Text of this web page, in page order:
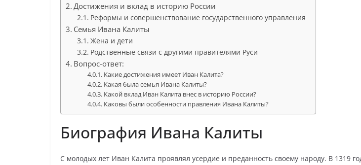
Достижения и вклад в историю России
Реформы и совершенствование государственного управления
Семья Ивана Калиты
Жена и дети
Родственные связи с другими правителями Руси
Вопрос-ответ:
Какие достижения имеет Иван Калита?
Какая была семья Ивана Калиты?
Какой вклад Иван Калита внес в историю России?
Каковы были особенности правления Ивана Калиты?
Биография Ивана Калиты
С молодых лет Иван Калита проявлял усердие и преданность своему народу. В 1319